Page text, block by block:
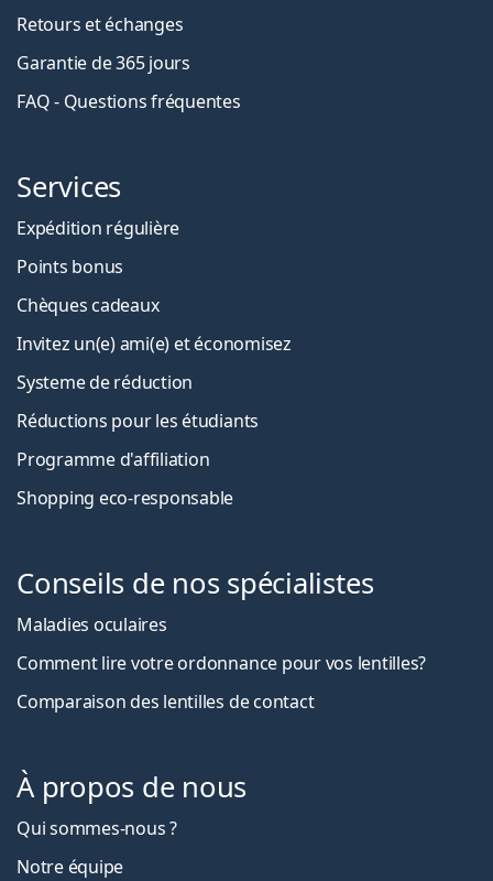
Retours et échanges
Garantie de 365 jours
FAQ - Questions fréquentes
Services
Expédition régulière
Points bonus
Chèques cadeaux
Invitez un(e) ami(e) et économisez
Systeme de réduction
Réductions pour les étudiants
Programme d'affiliation
Shopping eco-responsable
Conseils de nos spécialistes
Maladies oculaires
Comment lire votre ordonnance pour vos lentilles?
Comparaison des lentilles de contact
À propos de nous
Qui sommes-nous ?
Notre équipe